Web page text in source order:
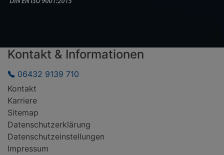
Kontakt & Informationen
06432 9139 710
Kontakt
Karriere
Sitemap
Datenschutzerklärung
Datenschutzeinstellungen
Impressum